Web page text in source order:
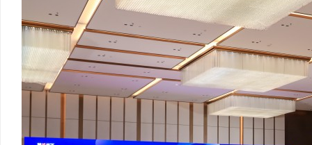
光切割系列：技术的崛起与应用前景 以初心守食安 以匠心筑
（北京）餐饮管理有限